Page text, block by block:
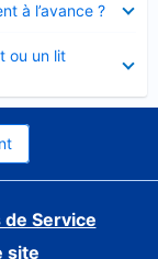
à l’avance ?
ou un lit
Service
site